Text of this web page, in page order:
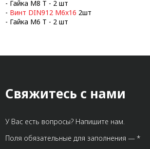
- Гайка М8 Т - 2 шт
- Винт DIN912 М6x16 2шт
- Гайка М6 Т - 2 шт
Свяжитесь с нами
У Вас есть вопросы? Напишите нам.
Поля обязательные для заполнения — *